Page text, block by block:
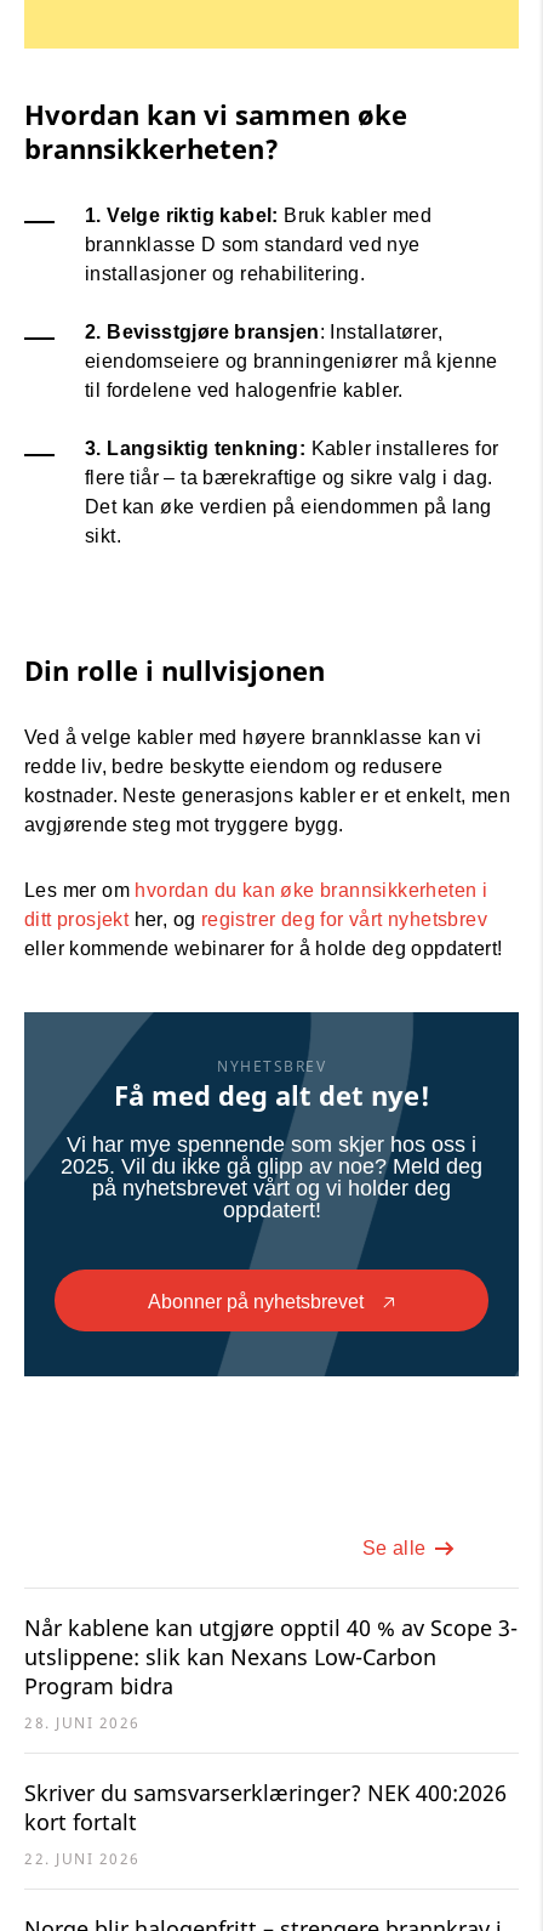
Hvordan kan vi sammen øke
brannsikkerheten?
1. Velge riktig kabel: Bruk kabler med
brannklasse D som standard ved nye
installasjoner og rehabilitering.
2. Bevisstgjøre bransjen: Installatører,
eiendomseiere og branningeniører må kjenne
til fordelene ved halogenfrie kabler.
3. Langsiktig tenkning: Kabler installeres for
flere tiår – ta bærekraftige og sikre valg i dag.
Det kan øke verdien på eiendommen på lang
sikt.
Din rolle i nullvisjonen
Ved å velge kabler med høyere brannklasse kan vi
redde liv, bedre beskytte eiendom og redusere
kostnader. Neste generasjons kabler er et enkelt, men
avgjørende steg mot tryggere bygg.
Les mer om hvordan du kan øke brannsikkerheten i
ditt prosjekt her, og registrer deg for vårt nyhetsbrev
eller kommende webinarer for å holde deg oppdatert!
NYHETSBREV
Få med deg alt det nye!
Vi har mye spennende som skjer hos oss i
2025. Vil du ikke gå glipp av noe? Meld deg
på nyhetsbrevet vårt og vi holder deg
oppdatert!
Abonner på nyhetsbrevet 🡥
Se alle
Når kablene kan utgjøre opptil 40 % av Scope 3-
utslippene: slik kan Nexans Low-Carbon
Program bidra
28. JUNI 2026
Skriver du samsvarserklæringer? NEK 400:2026
kort fortalt
22. JUNI 2026